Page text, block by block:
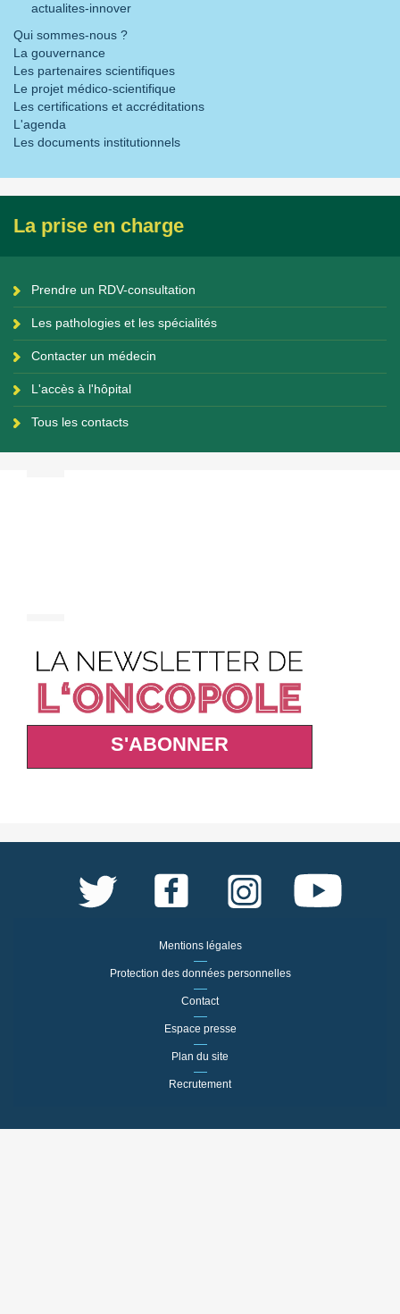
actualites-innover
Qui sommes-nous ?
La gouvernance
Les partenaires scientifiques
Le projet médico-scientifique
Les certifications et accréditations
L'agenda
Les documents institutionnels
La prise en charge
Prendre un RDV-consultation
Les pathologies et les spécialités
Contacter un médecin
L'accès à l'hôpital
Tous les contacts
S'ABONNER
Mentions légales
Protection des données personnelles
Contact
Espace presse
Plan du site
Recrutement